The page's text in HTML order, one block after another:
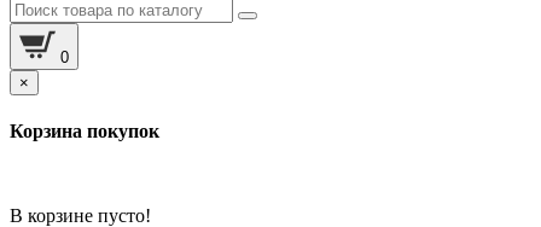
0
×
Корзина покупок
В корзине пусто!